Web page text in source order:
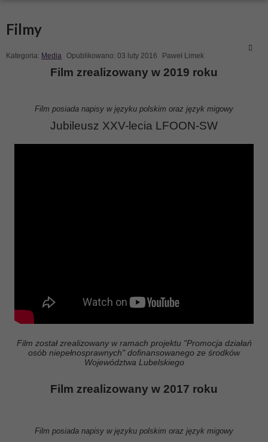
Filmy
Kategoria: Media Opublikowano: 03 luty 2016 Paweł Limek
Film zrealizowany w 2019 roku
Film posiada napisy w języku polskim oraz język migowy
Jubileusz XXV-lecia LFOON-SW
Film został zrealizowany w ramach projektu "Promocja działań
osób niepełnosprawnych" dofinansowanego ze środków
Województwa Lubelskiego
Film zrealizowany w 2017 roku
Film posiada napisy w języku polskim oraz język migowy